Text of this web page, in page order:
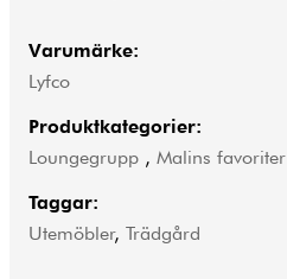
Varumärke:
Lyfco
Produktkategorier:
Loungegrupp , Malins favoriter
Taggar:
Utemöbler, Trädgård